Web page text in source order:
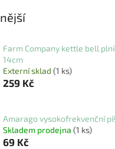
Farm Company kettle bell
14cm
Externí sklad (1 ks)
259 Kč
Amarago vysokofrekvenční
Skladem prodejna (1 ks)
69 Kč